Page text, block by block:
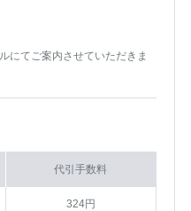
にてご案内させていただきま
代引手数料
324円